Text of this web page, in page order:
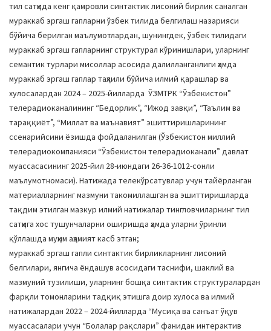
тил сатҳида кенг қамровли синтактик лисоний бирлик саналган
мураккаб эргаш гапларни ўзбек тилида белгилаш назарияси
бўйича берилган маълумотлардан, шунингдек, ўзбек тилидаги
мураккаб эргаш гапларнинг структурал кўринишлари, уларнинг
семантик турлари мисоллар асосида далилланганлиги ҳамда
мураккаб эргаш гаплар таҳлили бўйича илмий қарашлар ва
хулосалардан 2024 – 2025-йилларда ЎЗМТРК “Ўзбекистон”
телерадиоканалининг “Бедорлик”, “Ижод завқи”, “Таълим ва
тараққиёт”, “Миллат ва маънавият” эшиттиришларининг
ссенарийсини ёзишда фойдаланилган (Ўзбекистон миллий
телерадиокомпанияси “Ўзбекистон телерадиоканали” давлат
муассасасининг 2025-йил 28-июндаги 26-36-1012-сонли
маълумотномаси). Натижада телекўрсатувлар учун тайёрланган
материалларнинг мазмуни такомиллашган ва эшиттиришларда
тақдим этилган мазкур илмий натижалар тингловчиларнинг тил
сатҳига хос тушунчаларни оширишда ҳамда уларни ўринли
қўллашда муҳим аҳамият касб этган;
мураккаб эргаш гапли синтактик бирликларнинг лисоний
белгилари, янгича ёндашув асосидаги таснифи, шаклий ва
мазмуний тузилиши, уларнинг бошқа синтактик структуралардан
фарқли томонларини тадқиқ этишга доир хулоса ва илмий
натижалардан 2022 – 2024-йилларда “Мусиқа ва санъат ўқув
муассасалари учун “Болалар рақслари” фанидан интерактив